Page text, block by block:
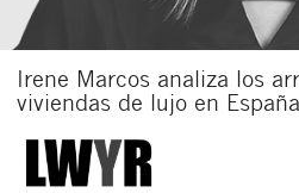
Irene Marcos analiza los
viviendas de lujo en